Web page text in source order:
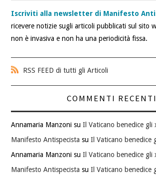
Iscriviti alla newsletter di Manifesto
ricevere notizie sugli articoli pubblicati sul sito
non è invasiva e non ha una periodicità fissa.
RSS FEED di tutti gli Articoli
COMMENTI RECENTI
Annamaria Manzoni suIl Vaticano benedice gli
Manifesto Antispecista suIl Vaticano benedice
Annamaria Manzoni suIl Vaticano benedice gli
Manifesto Antispecista suIl Vaticano benedice